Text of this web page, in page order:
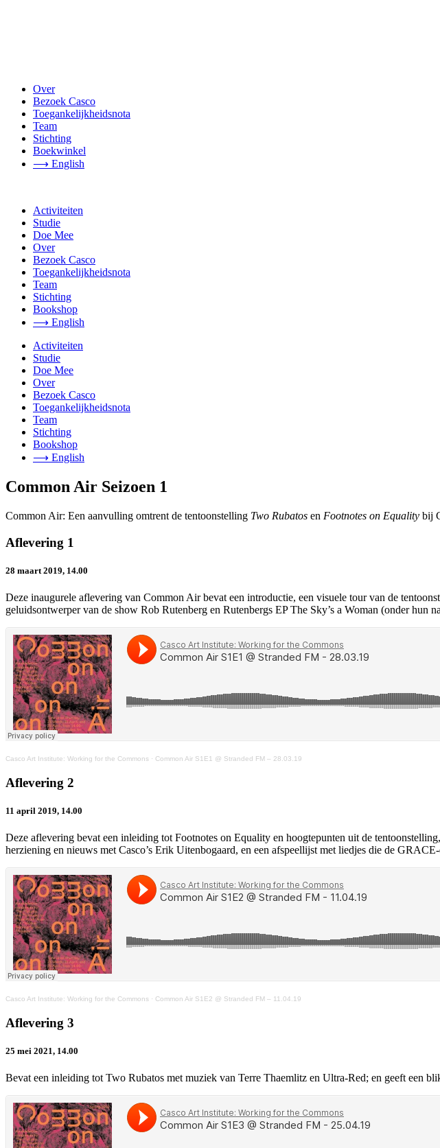
Over
Bezoek Casco
Toegankelijkheidsnota
Team
Stichting
Boekwinkel
⟶ English
Activiteiten
Studie
Doe Mee
Over
Bezoek Casco
Toegankelijkheidsnota
Team
Stichting
Bookshop
⟶ English
Activiteiten
Studie
Doe Mee
Over
Bezoek Casco
Toegankelijkheidsnota
Team
Stichting
Bookshop
⟶ English
Common Air Seizoen 1
Common Air: Een aanvulling omtrent de tentoonstelling Two Rubatos en Footnotes on Equality bij
Aflevering 1
28 maart 2019, 14.00
Deze inaugurele aflevering van Common Air bevat een introductie, een visuele tour van de
geluidsontwerper van de show Rob Rutenberg en Rutenbergs EP The Sky’s a Woman (onder hun
Casco Art Institute: Working for the Commons · Common Air S1E1 @ Stranded FM – 28.03.19
Aflevering 2
11 april 2019, 14.00
Deze aflevering bevat een inleiding tot Footnotes on Equality en hoogtepunten uit de
herziening en nieuws met Casco’s Erik Uitenbogaard, en een afspeellijst met liedjes die de
Casco Art Institute: Working for the Commons · Common Air S1E2 @ Stranded FM – 11.04.19
Aflevering 3
25 mei 2021, 14.00
Bevat een inleiding tot Two Rubatos met muziek van Terre Thaemlitz en Ultra-Red; en geeft een